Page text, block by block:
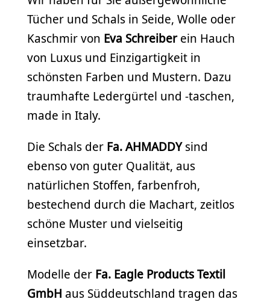
Tücher und Schals in Seide, Wolle oder
Kaschmir von Eva Schreiberein Hauch
von Luxus und Einzigartigkeit in
schönsten Farben und Mustern. Dazu
traumhafte Ledergürtel und -taschen,
made in Italy.
Die Schals der Fa. AHMADDYsind
ebenso von guter Qualität, aus
natürlichen Stoffen, farbenfroh,
bestechend durch die Machart, zeitlos
schöne Muster und vielseitig
einsetzbar.
Modelle der Fa. Eagle Products Textil
GmbH aus Süddeutschland tragen das